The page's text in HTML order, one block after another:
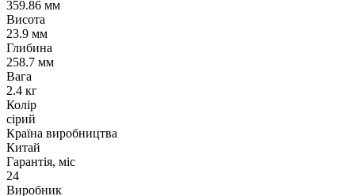
359.86 мм
Висота
23.9 мм
Глибина
258.7 мм
Вага
2.4 кг
Колір
сірий
Країна виробництва
Китай
Гарантія, міс
24
Виробник